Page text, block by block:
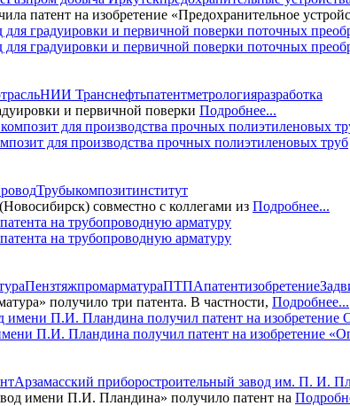
патент на изобретение «Предохранительное
градуировки и первичной поверки поточных
НИИ Транснефтьпатентметрологияразработка
и первичной поверки Подробнее...
для производства прочных полиэтиленовых труб
Трубыкомпозитинститут
совместно с коллегами из Подробнее...
на трубопроводную арматуру
ПензтяжпромарматураПТПАпатентизобретение
получило три патента. В частности, Подробнее...
П.И. Пландина получил патент на изобретение
Арзамасский приборостроительный завод им. П. И.
имени П.И. Пландина» получило патент на